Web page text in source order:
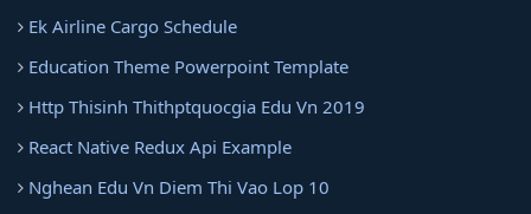
Ek Airline Cargo Schedule
Education Theme Powerpoint Template
Http Thisinh Thithptquocgia Edu Vn 2019
React Native Redux Api Example
Nghean Edu Vn Diem Thi Vao Lop 10